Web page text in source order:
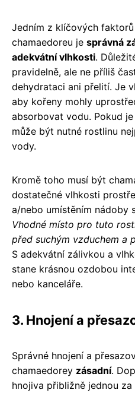
Jedním z klíčových
chamaedoreu je správná
adekvátní vlhkosti.
pravidelně, ale ne příliš
dehydrataci ani přelití. Je
aby kořeny mohly
absorbovat vodu. Pokud
může být nutné rostlinu
vody.
Kromě toho musí být
dostatečné vlhkosti
a/nebo umístěním nádoby
Vhodné místo pro tuto
před suchým vzduchem a
S adekvátní zálivkou a
stane krásnou ozdobou
nebo kanceláře.
3. Hnojení a
Správné hnojení a
chamaedorey zásadní.
hnojiva přibližně jednou